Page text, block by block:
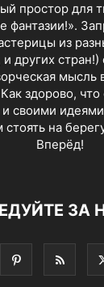
простор для
фантазии!».
из
других стран!)
здорово,
своими идеями
стоять на
Вперёд!
ЗА